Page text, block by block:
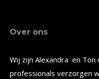
Over ons
Wij zijn Alexandra en Ton
professionals verzorgen